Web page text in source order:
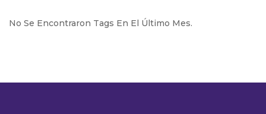
No Se Encontraron Tags En El Último Mes.